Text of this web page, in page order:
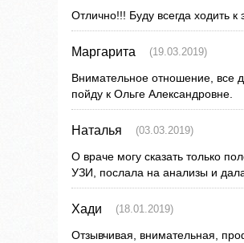
Отлично!!! Буду всегда ходить
Маргарита (19.03.2019)
Внимательное отношение, все
пойду к Ольге Александровне.
Наталья (03.03.2019)
О враче могу сказать только
УЗИ, послала на анализы и
Хади (18.01.2019)
Отзывчивая, внимательная,